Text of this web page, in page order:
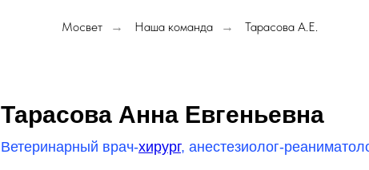
Мосвет → Наша команда → Тарасова А.Е.
Тарасова Анна Евгеньевна
Ветеринарный врач-хирург, анестезиолог-